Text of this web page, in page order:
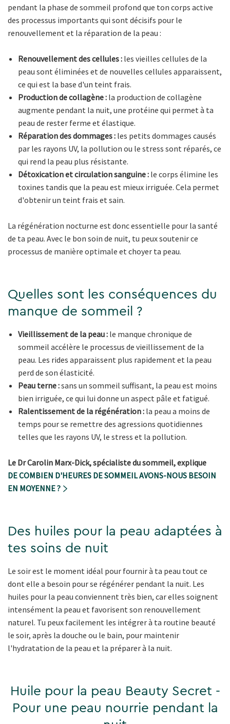
pendant la phase de sommeil profond que ton corps active
des processus importants qui sont décisifs pour le
renouvellement et la réparation de la peau :
Renouvellement des cellules : les vieilles cellules de la
peau sont éliminées et de nouvelles cellules apparaissent,
ce qui est la base d'un teint frais.
Production de collagène : la production de collagène
augmente pendant la nuit, une protéine qui permet à ta
peau de rester ferme et élastique.
Réparation des dommages : les petits dommages causés
par les rayons UV, la pollution ou le stress sont réparés, ce
qui rend la peau plus résistante.
Détoxication et circulation sanguine : le corps élimine les
toxines tandis que la peau est mieux irriguée. Cela permet
d'obtenir un teint frais et sain.
La régénération nocturne est donc essentielle pour la santé
de ta peau. Avec le bon soin de nuit, tu peux soutenir ce
processus de manière optimale et choyer ta peau.
Quelles sont les conséquences du
manque de sommeil ?
Vieillissement de la peau : le manque chronique de
sommeil accélère le processus de vieillissement de la
peau. Les rides apparaissent plus rapidement et la peau
perd de son élasticité.
Peau terne :sans un sommeil suffisant, la peau est moins
bien irriguée, ce qui lui donne un aspect pâle et fatigué.
Ralentissement de la régénération : la peau a moins de
temps pour se remettre des agressions quotidiennes
telles que les rayons UV, le stress et la pollution.
Le Dr Carolin Marx-Dick, spécialiste du sommeil, explique
DE COMBIEN D'HEURES DE SOMMEIL AVONS-NOUS BESOIN
EN MOYENNE ?
Des huiles pour la peau adaptées à
tes soins de nuit
Le soir est le moment idéal pour fournir à ta peau tout ce
dont elle a besoin pour se régénérer pendant la nuit. Les
huiles pour la peau conviennent très bien, car elles soignent
intensément la peau et favorisent son renouvellement
naturel. Tu peux facilement les intégrer à ta routine beauté
le soir, après la douche ou le bain, pour maintenir
l'hydratation de la peau et la préparer à la nuit.
Huile pour la peau Beauty Secret -
Pour une peau nourrie pendant la